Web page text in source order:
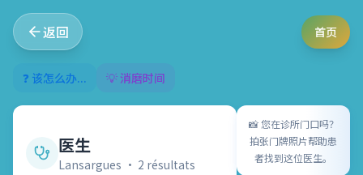
返回 首页
❓ 该怎么办... 💡 消磨时间
医生
Lansargues • 2 résultats
📸您在诊所门口吗？
拍张门牌照片帮助患
者找到这位医生。